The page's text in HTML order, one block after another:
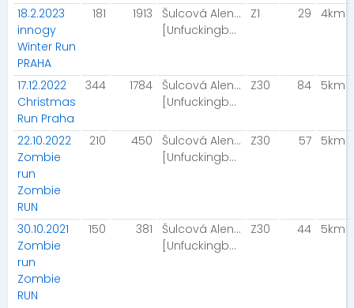
18.2.2023
innogy
Winter Run
PRAHA
181 1913
Šulcová Alena
[Unfuckingbelievable]
Z1 29 4km
17.12.2022
Christmas
Run Praha
344 1784
Šulcová Alena
[Unfuckingbelievable]
Z30 84 5km
22.10.2022
Zombie
run
Zombie
RUN
210 450
Šulcová Alena
[Unfuckingbelievable]
Z30 57 5km
30.10.2021
Zombie
run
Zombie
RUN
150 381
Šulcová Alena
[Unfuckingbelievable]
Z30 44 5km